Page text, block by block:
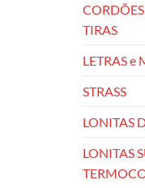
TIRAS
LETRAS e
STRASS
LONITAS
LONITAS